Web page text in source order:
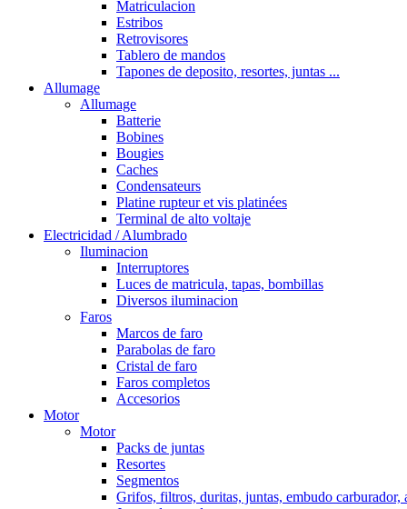
Matriculacion
Estribos
Retrovisores
Tablero de mandos
Tapones de deposito, resortes, juntas ...
Allumage
Allumage
Batterie
Bobines
Bougies
Caches
Condensateurs
Platine rupteur et vis platinées
Terminal de alto voltaje
Electricidad / Alumbrado
Iluminacion
Interruptores
Luces de matricula, tapas, bombillas
Diversos iluminacion
Faros
Marcos de faro
Parabolas de faro
Cristal de faro
Faros completos
Accesorios
Motor
Motor
Packs de juntas
Resortes
Segmentos
Grifos, filtros, duritas, juntas, embudo carburador,